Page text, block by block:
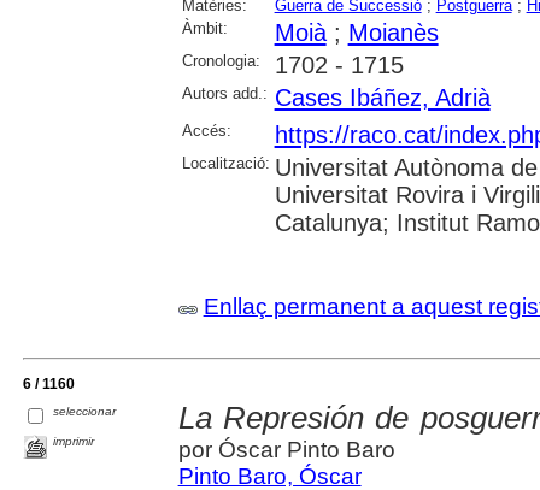
Matèries: Guerra de Successió; Postguerra;
Àmbit:
Moià; Moianès
Cronologia: 1702 - 1715
Autors add.: Cases Ibáñez, Adrià
Accés: https://raco.cat/
Localització: Universitat Autònoma
Universitat Rovira i
Catalunya; Institut
Enllaç permanent a aquest
6 / 1160
seleccionar
imprimir
La Represión de
por Óscar Pinto Baro
Pinto Baro, Óscar